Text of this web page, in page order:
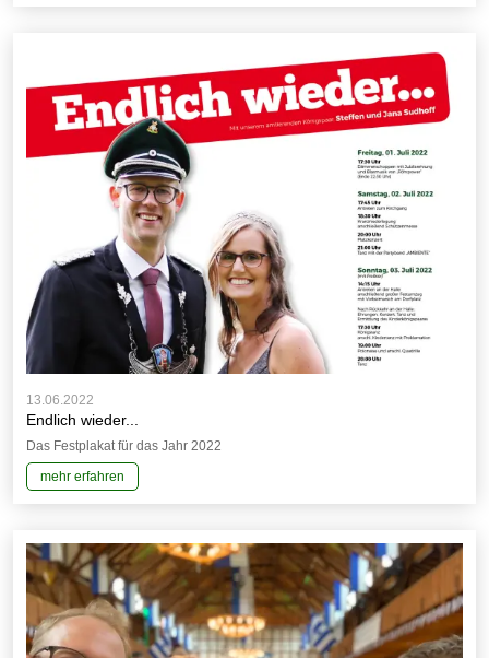
13.06.2022
Endlich wieder...
Das Festplakat für das Jahr 2022
mehr erfahren